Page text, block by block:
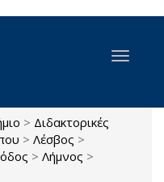
Toggle
> Διδακτορικές
> Λέσβος >
> Λήμνος >